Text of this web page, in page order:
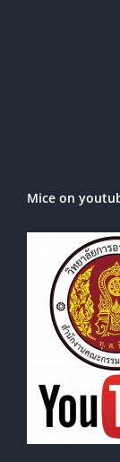
Mice on